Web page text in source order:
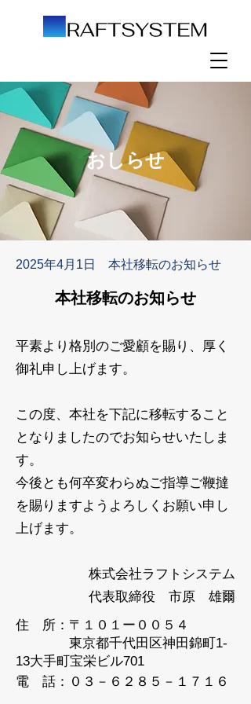
おしらせ
2025年4月1日 本社移転のお知らせ
本社移転のお知らせ
平素より格別のご愛顧を賜り、厚く
御礼申し上げます。
この度、本社を下記に移転すること
となりましたのでお知らせいたしま
す。
今後とも何卒変わらぬご指導ご鞭撻
を賜りますようよろしくお願い申し
上げます。
株式会社ラフトシステム
代表取締役 市原 雄爾
住 所： 〒１０１ー００５４
東京都千代田区神田錦町1-
13大手町宝栄ビル701
電 話：０３－６２８５－１７１６